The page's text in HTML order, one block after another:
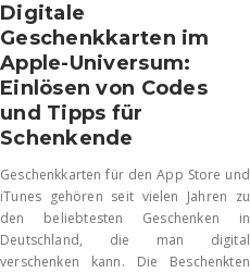
Digitale
Geschenkkarten im
Apple-Universum:
Einlösen von Codes
und Tipps für
Schenkende
Geschenkkarten für den App Store und
iTunes gehören seit vielen Jahren zu
den beliebtesten Geschenken in
Deutschland, die man digital
verschenken kann. Die Beschenkten